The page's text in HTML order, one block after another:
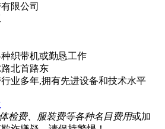
限公司
织带机或勤恳工作
北首路东
业多年,拥有先进设备和技术水平
检费、服装费等各种名目费用或加